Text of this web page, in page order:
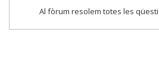
Al fòrum resolem totes les